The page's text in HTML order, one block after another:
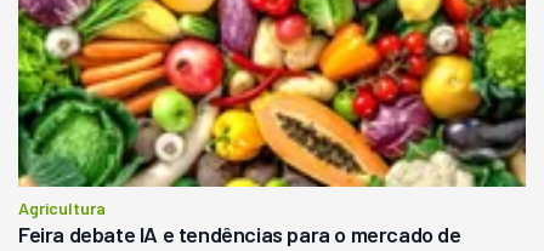
Agricultura
Feira debate IA e tendências para o mercado de